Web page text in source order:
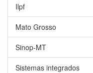
Ilpf
Mato Grosso
Sinop-MT
Sistemas integrados